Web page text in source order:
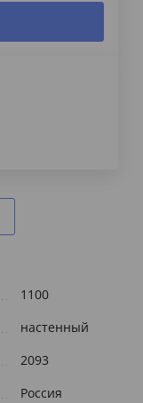
1100
настенный
2093
Россия